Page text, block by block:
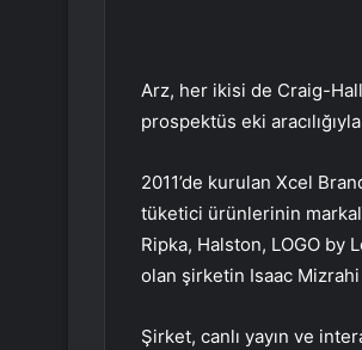
Arz, her ikisi de Craig-
prospektüs eki
2011’de kurulan Xcel
tüketici ürünlerinin
Ripka, Halston, LOGO by
olan şirketin Isaac
Şirket, canlı yayın ve